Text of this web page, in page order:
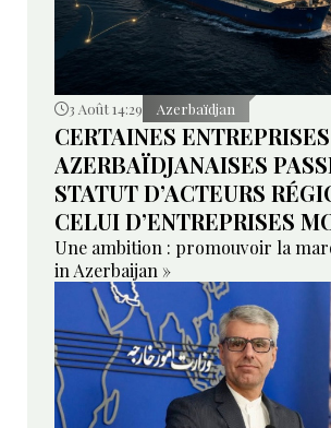
3 Août 14:29 Azerbaïdjan
CERTAINES ENTREPRISES
AZERBAÏDJANAISES
STATUT D’ACTEURS
CELUI D’ENTREPRISES
Une ambition : promouvoir la
in Azerbaijan »